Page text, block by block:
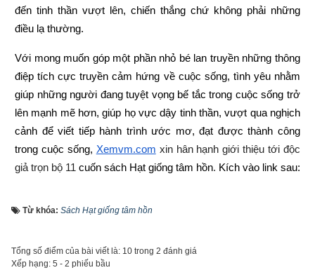
đến tinh thần vượt lên, chiến thắng chứ không phải những
điều lạ thường.
Với mong muốn góp một phần nhỏ bé lan truyền những thông
điệp tích cực truyền cảm hứng về cuộc sống, tình yêu nhằm
giúp những người đang tuyệt vọng bế tắc trong cuộc sống trở
lên mạnh mẽ hơn, giúp họ vực dậy tinh thần, vượt qua nghịch
cảnh để viết tiếp hành trình ước mơ, đạt được thành công
trong cuộc sống, Xemvm.com xin hân hạnh giới thiệu tới độc
giả trọn bộ 11 cuốn sách Hạt giống tâm hồn. Kích vào link sau:
tai-sach-hat-giong-tam-hon-pdf-10.html
để tải về Ebook Sách Hạt giống tâm hồn hoặc liên hệ Zalo:
0926.138.186 để nhận trực tiếp file pdf.
Từ khóa: Sách Hạt giống tâm hồn
Tổng số điểm của bài viết là: 10 trong 2 đánh giá
Xếp hạng: 5 - 2 phiếu bầu